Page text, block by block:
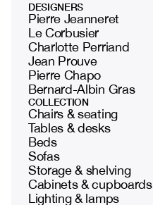
DESIGNERS
Pierre Jeanneret
Le Corbusier
Charlotte Perriand
Jean Prouve
Pierre Chapo
Bernard-Albin Gras
COLLECTION
Chairs & seating
Tables & desks
Beds
Sofas
Storage & shelving
Cabinets & cupboards
Lighting & lamps